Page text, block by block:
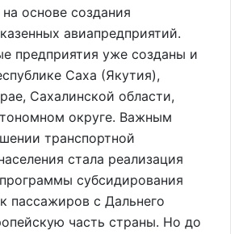
основе создания
авиапредприятий.
предприятия уже созданы и
Саха (Якутия),
Сахалинской области,
округе. Важным
транспортной
стала реализация
субсидирования
пассажиров с Дальнего
часть страны. Но до